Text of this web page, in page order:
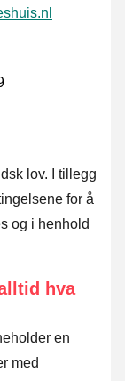
lov. I tillegg
for å
og i henhold
hva
en
med